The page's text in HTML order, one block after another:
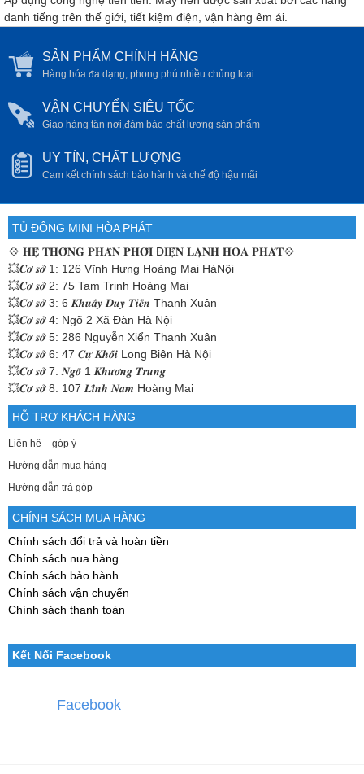
danh tiếng trên thế giới, tiết kiệm điện, vận hàng êm ái.
SẢN PHẨM CHÍNH HÃNG
Hàng hóa đa dạng, phong phú nhiều chủng loại
VẬN CHUYỂN SIÊU TỐC
Giao hàng tận nơi,đảm bảo chất lượng sản phẩm
UY TÍN, CHẤT LƯỢNG
Cam kết chính sách bảo hành và chế độ hậu mãi
TỦ ĐÔNG MINI HÒA PHÁT
💠 𝐇𝐄̣̂ 𝐓𝐇𝐎̂́𝐍𝐆 𝐏𝐇𝐀̂𝐍 𝐏𝐇𝐎̂́𝐈 Đ𝐈𝐄̣̂𝐍 𝐋𝐀̣𝐍𝐇 𝐇𝐎̀𝐀 𝐏𝐇𝐀́𝐓💠
💥𝑪𝒐̛ 𝒔𝒐̛̉ 1: 126 Vĩnh Hưng Hoàng Mai HàNội
💥𝑪𝒐̛ 𝒔𝒐̛̉ 2: 75 Tam Trinh Hoàng Mai
💥𝑪𝒐̛ 𝒔𝒐̛̉ 3: 6 𝑲𝒉𝒖𝒂̂́𝒚 𝑫𝒖𝒚 𝑻𝒊𝒆̂́𝒏 Thanh Xuân
💥𝑪𝒐̛ 𝒔𝒐̛̉ 4: Ngõ 2 Xã Đàn Hà Nội
💥𝑪𝒐̛ 𝒔𝒐̛̉ 5: 286 Nguyễn Xiển Thanh Xuân
💥𝑪𝒐̛ 𝒔𝒐̛̉ 6: 47 𝑪𝒖̛̣ 𝑲𝒉𝒐̂́𝒊 Long Biên Hà Nội
💥𝑪𝒐̛ 𝒔𝒐̛̉ 7: 𝑵𝒈𝒐̃ 1 𝑲𝒉𝒖̛𝒐̛𝒏𝒈 𝑻𝒓𝒖𝒏𝒈
💥𝑪𝒐̛ 𝒔𝒐̛̉ 8: 107 𝑳𝒊̃𝒏𝒉 𝑵𝒂𝒎 Hoàng Mai
HỖ TRỢ KHÁCH HÀNG
Liên hệ – góp ý
Hướng dẫn mua hàng
Hướng dẫn trả góp
CHÍNH SÁCH MUA HÀNG
Chính sách đổi trả và hoàn tiền
Chính sách nua hàng
Chính sách bảo hành
Chính sách vận chuyển
Chính sách thanh toán
Kết Nối Facebook
Facebook